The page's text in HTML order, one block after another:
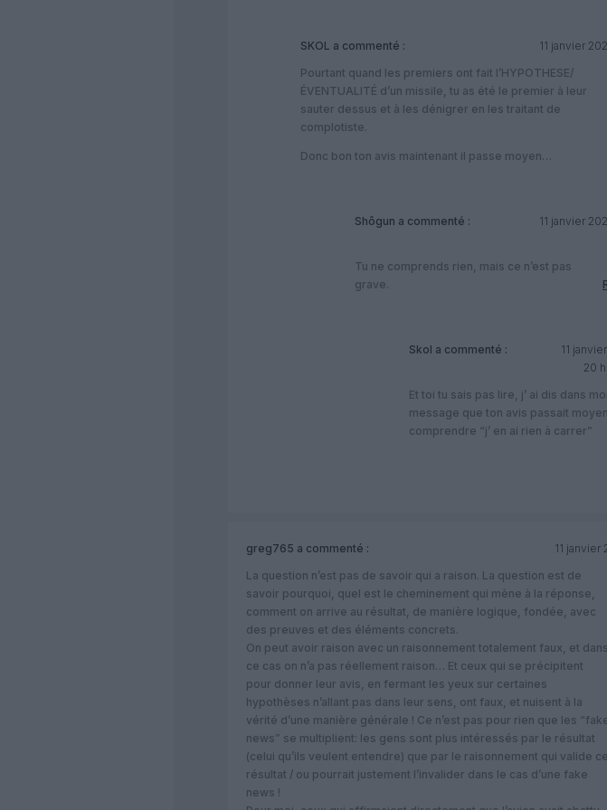
SKOL a commenté :
11 janvier
Pourtant quand les premiers ont fait l’HYPOTHESE/
ÉVENTUALITÉ d’un missile, tu as été le premier à leur
sauter dessus et à les dénigrer en les traitant de
complotiste.
Donc bon ton avis maintenant il passe moyen…
Shôgun a commenté :
11 janvier
Tu ne comprends rien, mais ce n’est pas
grave.
Skol a commenté :
11
20
Et toi tu sais pas lire, j’ ai dis dans
message que ton avis passait
comprendre “j’ en ai rien à carrer”
greg765 a commenté :
11 janvier
La question n’est pas de savoir qui a raison. La question est de
savoir pourquoi, quel est le cheminement qui mène à la réponse,
comment on arrive au résultat, de manière logique, fondée, avec
des preuves et des éléments concrets.
On peut avoir raison avec un raisonnement totalement faux, et dans
ce cas on n’a pas réellement raison… Et ceux qui se précipitent
pour donner leur avis, en fermant les yeux sur certaines
hypothèses n’allant pas dans leur sens, ont faux, et nuisent à la
vérité d’une manière générale ! Ce n’est pas pour rien que les
news” se multiplient: les gens sont plus intéressés par le résultat
(celui qu’ils veulent entendre) que par le raisonnement qui valide ce
résultat / ou pourrait justement l’invalider dans le cas d’une fake
news !